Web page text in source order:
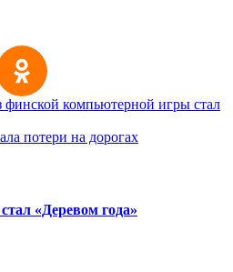
финской компьютерной игры стал
потери на дорогах
«Деревом года»